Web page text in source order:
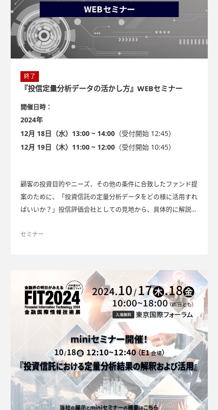
終了
『投信定量分析データの活かし方』WEBセミナー
開催日時：
2024年
12月 18日（水）13:00 ~ 14:00（受付開始 12:45）
12月 19日（木）11:00 ~ 12:00（受付開始 10:45）
顧客の投資目的やニーズ、その他の条件に合致したファンド提
案のために、「投資信託の定量分析データをどの様に活用すれ
ばいいか？」投信評価会社としての見地から、具体的に解説し
セミナー